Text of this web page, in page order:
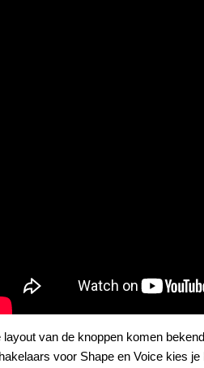
layout van de knoppen komen
voor Shape en Voice kies